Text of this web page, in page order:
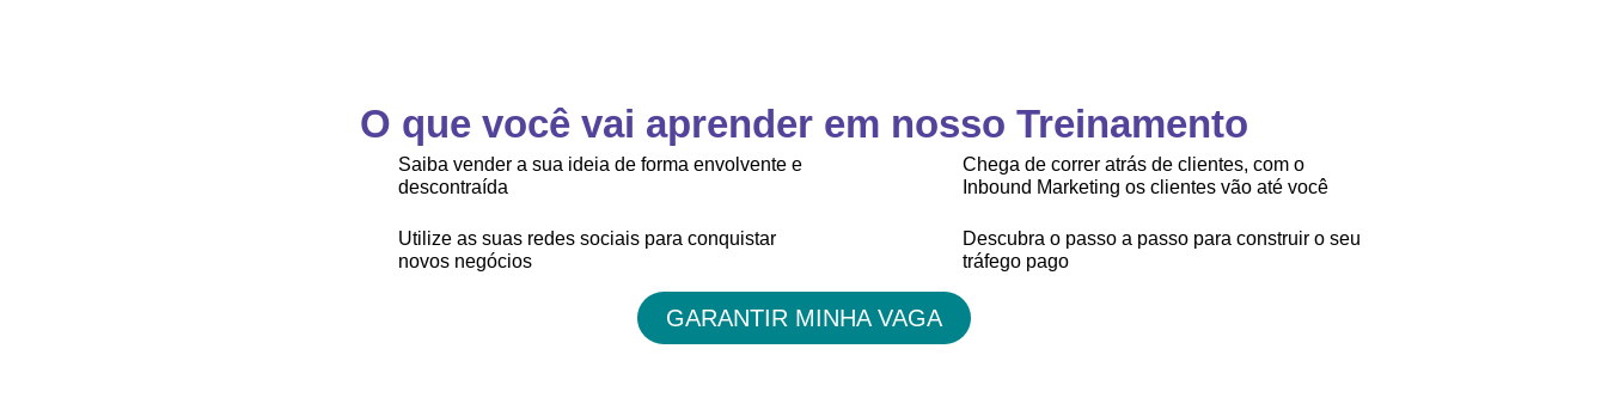
O que você vai aprender em nosso Treinamento
Saiba vender a sua ideia de forma envolvente e
descontraída
Chega de correr atrás de clientes, com o
Inbound Marketing os clientes vão até você
Utilize as suas redes sociais para conquistar
novos negócios
Descubra o passo a passo para construir o seu
tráfego pago
GARANTIR MINHA VAGA